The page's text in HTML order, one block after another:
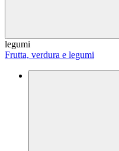
legumi
Frutta, verdura e legumi